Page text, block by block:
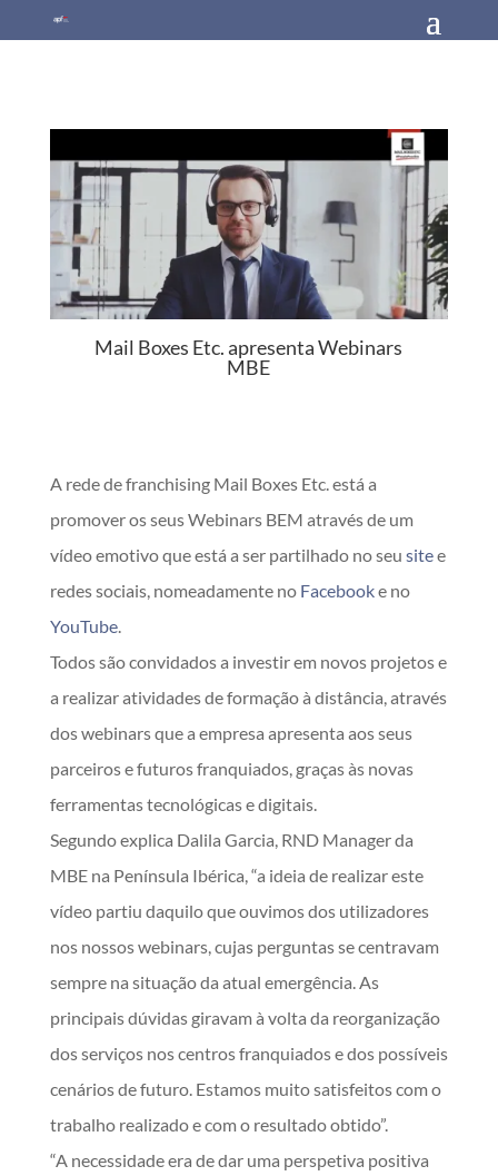
Mail Boxes Etc. apresenta Webinars
MBE
A rede de franchising Mail Boxes Etc. está a
promover os seus Webinars BEM através de um
vídeo emotivo que está a ser partilhado no seu sitee
redes sociais, nomeadamente no Facebooke no
YouTube.
Todos são convidados a investir em novos projetos e
a realizar atividades de formação à distância, através
dos webinars que a empresa apresenta aos seus
parceiros e futuros franquiados, graças às novas
ferramentas tecnológicas e digitais.
Segundo explica Dalila Garcia, RND Manager da
MBE na Península Ibérica, “a ideia de realizar este
vídeo partiu daquilo que ouvimos dos utilizadores
nos nossos webinars, cujas perguntas se centravam
sempre na situação da atual emergência. As
principais dúvidas giravam à volta da reorganização
dos serviços nos centros franquiados e dos possíveis
cenários de futuro. Estamos muito satisfeitos com o
trabalho realizado e com o resultado obtido”.
“A necessidade era de dar uma perspetiva positiva